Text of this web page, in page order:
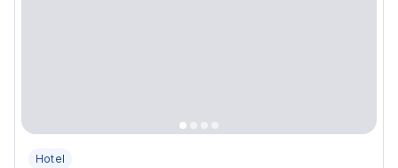
Hotel